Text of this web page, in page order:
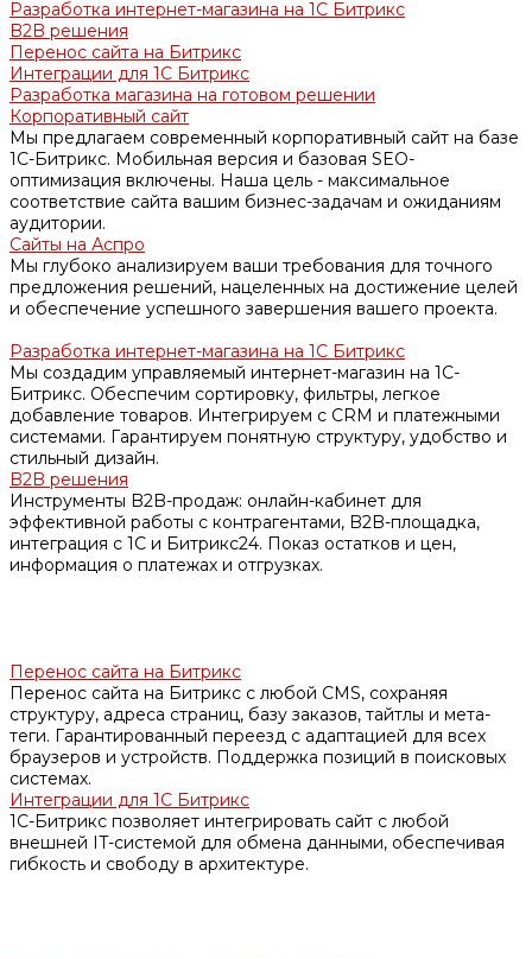
Разработка интернет-магазина на 1С Битрикс
B2B решения
Перенос сайта на Битрикс
Интеграции для 1С Битрикс
Разработка магазина на готовом решении
Корпоративный сайт
Мы предлагаем современный корпоративный сайт на базе
1С-Битрикс. Мобильная версия и базовая SEO-
оптимизация включены. Наша цель - максимальное
соответствие сайта вашим бизнес-задачам и ожиданиям
аудитории.
Сайты на Аспро
Мы глубоко анализируем ваши требования для точного
предложения решений, нацеленных на достижение целей
и обеспечение успешного завершения вашего проекта.
Разработка интернет-магазина на 1С Битрикс
Мы создадим управляемый интернет-магазин на 1С-
Битрикс. Обеспечим сортировку, фильтры, легкое
добавление товаров. Интегрируем с CRM и платежными
системами. Гарантируем понятную структуру, удобство и
стильный дизайн.
B2B решения
Инструменты B2B-продаж: онлайн-кабинет для
эффективной работы с контрагентами, B2B-площадка,
интеграция с 1С и Битрикс24. Показ остатков и цен,
информация о платежах и отгрузках.
Перенос сайта на Битрикс
Перенос сайта на Битрикс с любой CMS, сохраняя
структуру, адреса страниц, базу заказов, тайтлы и мета-
теги. Гарантированный переезд с адаптацией для всех
браузеров и устройств. Поддержка позиций в поисковых
системах.
Интеграции для 1С Битрикс
1С-Битрикс позволяет интегрировать сайт с любой
внешней IT-системой для обмена данными, обеспечивая
гибкость и свободу в архитектуре.